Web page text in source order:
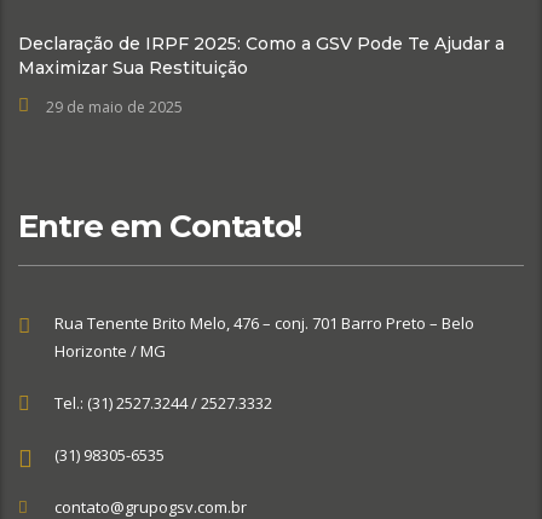
Declaração de IRPF 2025: Como a GSV Pode Te Ajudar a
Maximizar Sua Restituição
29 de maio de 2025
Entre em Contato!
Rua Tenente Brito Melo, 476 – conj. 701 Barro Preto – Belo
Horizonte / MG
Tel.: (31) 2527.3244 / 2527.3332
(31) 98305-6535
contato@grupogsv.com.br